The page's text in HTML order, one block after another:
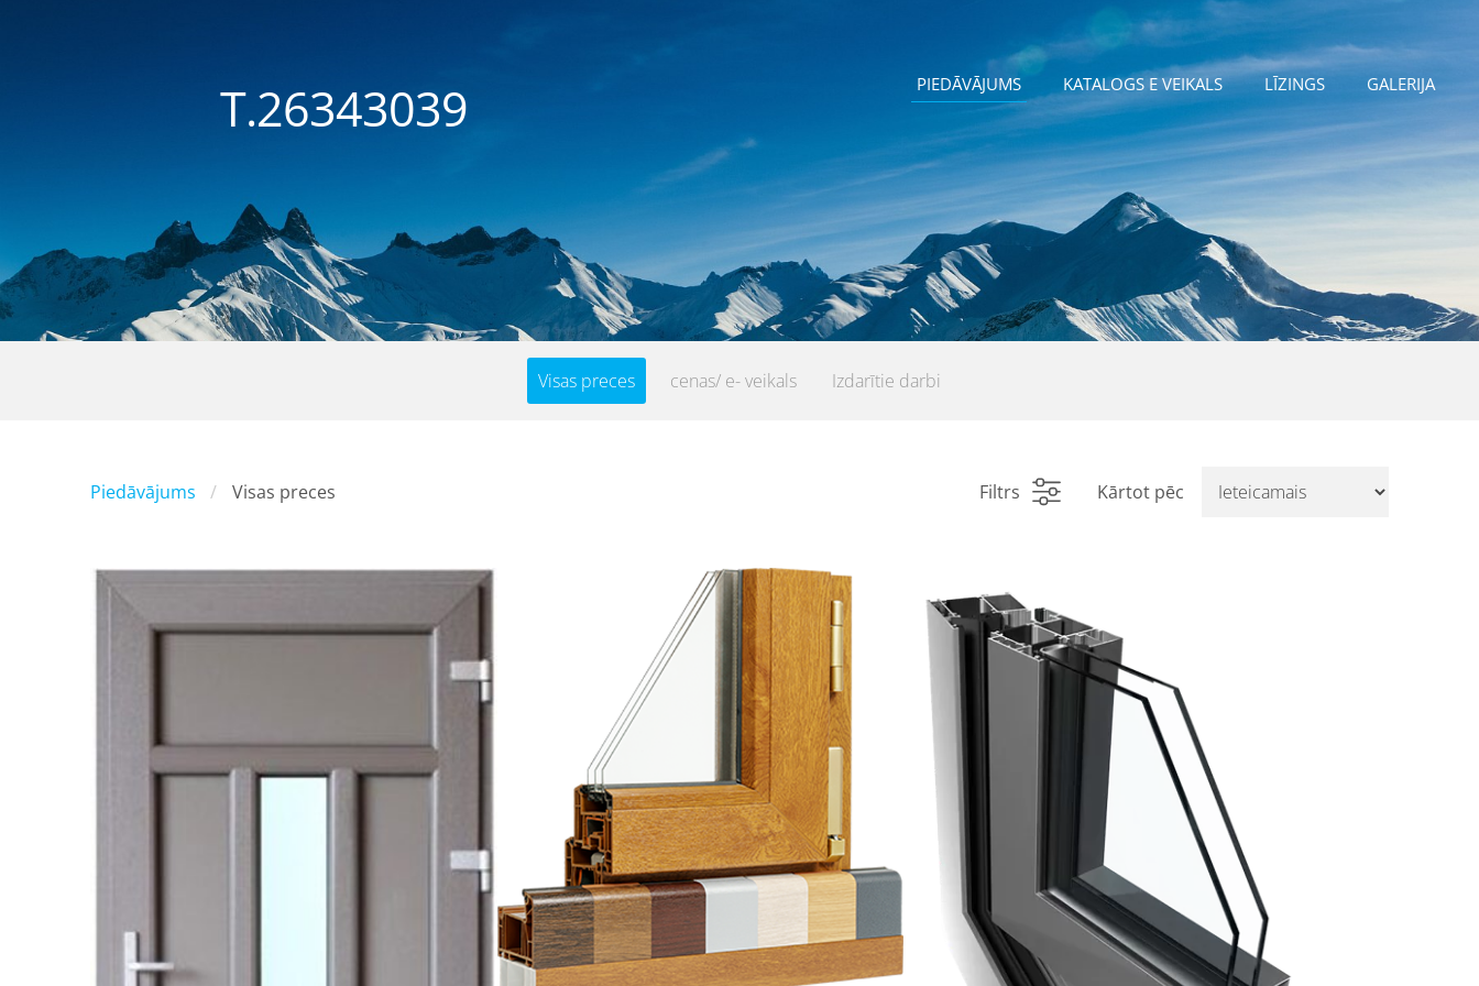
T.26343039 PIEDĀVĀJUMS KATALOGS E VEIKALS LĪZINGS GALERIJA
Visas preces cenas/ e- veikals Izdarītie darbi
Piedāvājums Visas preces Filtrs Kārtot pēc